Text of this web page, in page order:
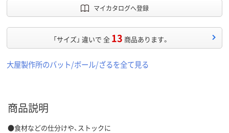
マイカタログへ登録
「サイズ」 違いで 全 13 商品あります。
大屋製作所のバット/ボール/ざるを全て見る
商品説明
●食材などの仕分けや、ストックに